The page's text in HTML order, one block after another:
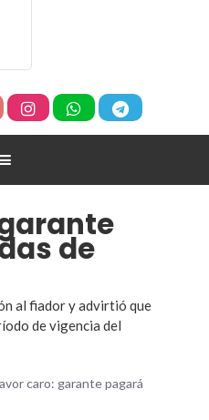
de
al fiador y advirtió que
de vigencia del
caro: garante pagará